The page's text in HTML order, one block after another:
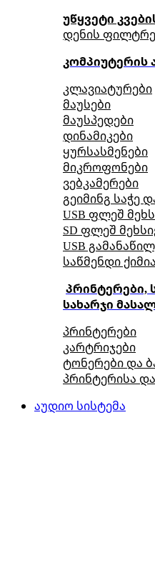
უწყვეტი
დენის
კომპიუტერის
კლავიატურები
მაუსები
მაუსპედები
დინამიკები
ყურსასმენები
მიკროფონები
ვებკამერები
გეიმინგ საჭე
USB ფლეშ
SD ფლეშ
USB
საწმენდი ქიმია
პრინტერები,
სახარჯი
პრინტერები
კარტრიჯები
ტონერები და
პრინტერისა
აუდიო სისტემა